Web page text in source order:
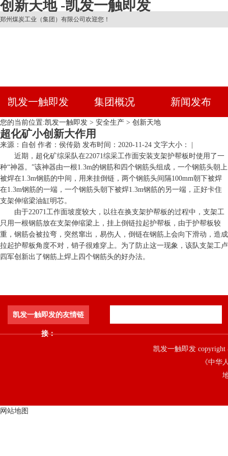
创新天地 -凯发一触即发
郑州煤炭工业（集团）有限公司欢迎您！
凯发一触即发 集团概况 新闻发布
您的当前位置:凯发一触即发 > 安全生产 > 创新天地
超化矿小创新大作用
来源：自创 作者：侯传勋 发布时间：2020-11-24 文字大小： |
近期，超化矿综采队在22071综采工作面安装支架护帮板时使用了一
种“神器。”该神器由一根1.3m的钢筋和四个钢筋头组成，一个钢筋头朝上
被焊在1.3m钢筋的中间，用来挂倒链，两个钢筋头间隔100mm朝下被焊
在1.3m钢筋的一端，一个钢筋头朝下被焊1.3m钢筋的另一端，正好卡住
支架伸缩梁油缸明芯。
由于22071工作面坡度较大，以往在换支架护帮板的过程中，支架工
只用一根钢筋放在支架伸缩梁上，挂上倒链拉起护帮板，由于护帮板较
重，钢筋会被拉弯，突然窜出，易伤人，倒链在钢筋上会向下滑动，造成
拉起护帮板角度不对，销子很难穿上。为了防止这一现象，该队支架工卢
四军创新出了钢筋上焊上四个钢筋头的好办法。
凯发一触即发的友情链
接：
凯发一触即发
《中华
网站地图